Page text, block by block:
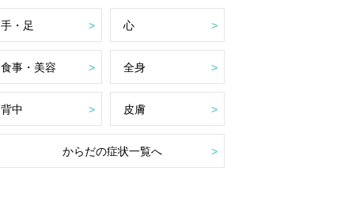
手・足 心
食事・美容 全身
背中 皮膚
からだの症状一覧へ